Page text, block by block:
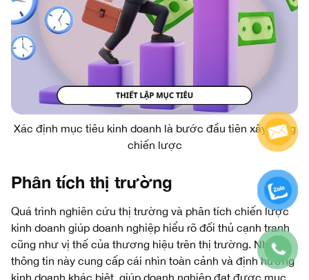
Xác định mục tiêu kinh doanh là bước đầu tiên xây dựng
chiến lược
Phân tích thị trường
Quá trình nghiên cứu thị trường và phân tích chiến lược
kinh doanh giúp doanh nghiệp hiểu rõ đối thủ cạnh tranh
cũng như vị thế của thương hiệu trên thị trường. Những
thông tin này cung cấp cái nhìn toàn cảnh và định hướng
kinh doanh khác biệt, giúp doanh nghiệp đạt được mục